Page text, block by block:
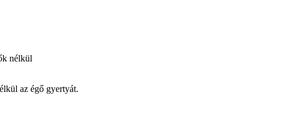
nélkül
az égő gyertyát.